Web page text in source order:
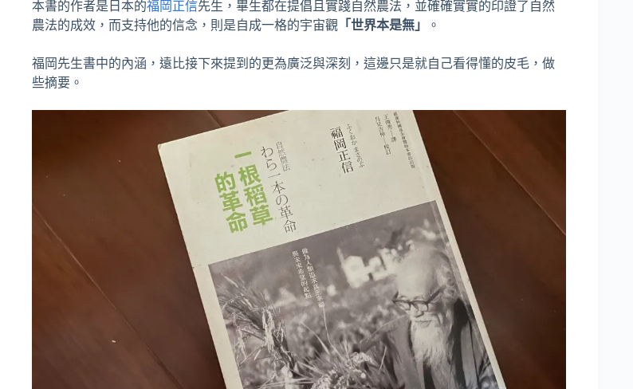
本書的作者是日本的福岡正信先生，畢生都在提倡且實踐自然農法，並確確實實的印證了自然
農法的成效，而支持他的信念，則是自成一格的宇宙觀 「世界本是無」 。
福岡先生書中的內涵，遠比接下來提到的更為廣泛與深刻，這邊只是就自己看得懂的皮毛，做
些摘要。